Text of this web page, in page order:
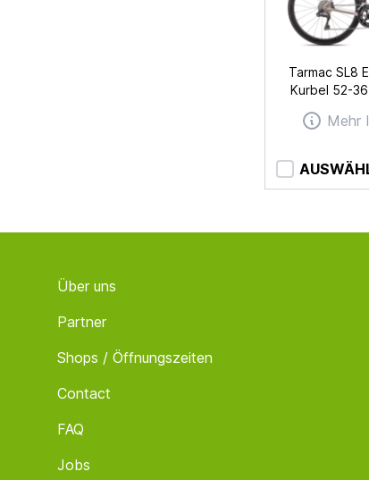
Tarmac SL8
Kurbel 52-
Mehr
Über uns
Partner
Shops / Öffnungszeiten
Contact
FAQ
Jobs